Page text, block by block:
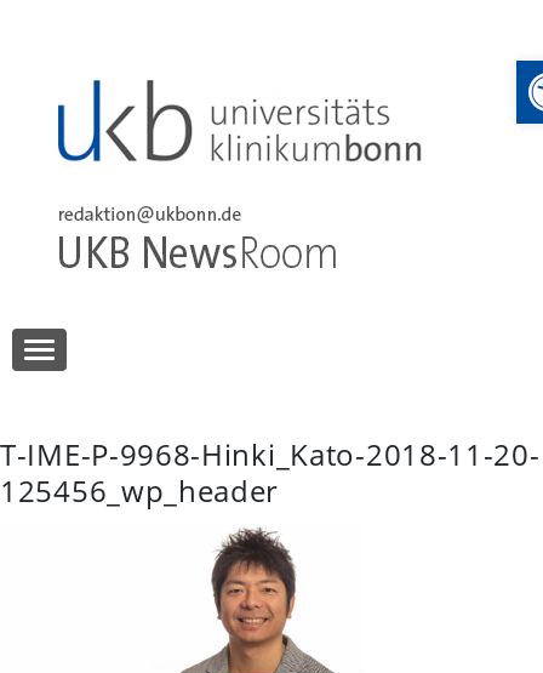
UKB NewsRoom
T-IME-P-9968-Hinki_Kato-2018-11-20-
125456_wp_header